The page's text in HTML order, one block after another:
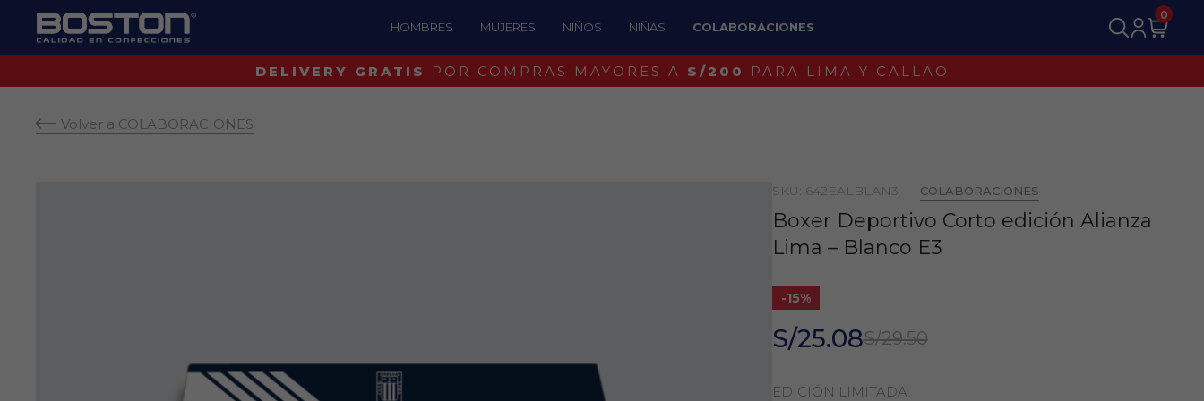
HOMBRES MUJERES NIÑOS NIÑAS COLABORACIONES
0
¡IDENTIFICA UN BOSTON ORIGINAL!
Volver a COLABORACIONES
SKU: 642EALBLAN3 COLABORACIONES
Boxer Deportivo Corto edición Alianza
Lima – Blanco E3
-15%
S/25.08S/29.50
EDICIÓN LIMITADA.